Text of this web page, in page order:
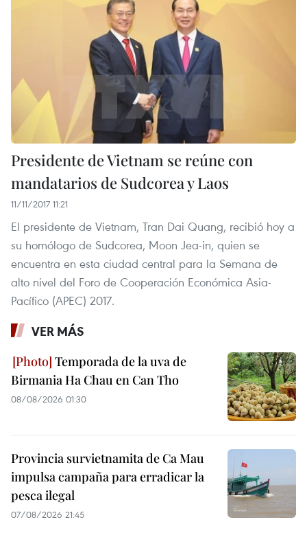
Presidente de Vietnam se reúne con
mandatarios de Sudcorea y Laos
11/11/2017 11:21
El presidente de Vietnam, Tran Dai Quang, recibió hoy a
su homólogo de Sudcorea, Moon Jea-in, quien se
encuentra en esta ciudad central para la Semana de
alto nivel del Foro de Cooperación Económica Asia-
Pacífico (APEC) 2017.
VER MÁS
Temporada de la uva de
Birmania Ha Chau en Can Tho
08/08/2026 01:30
Provincia survietnamita de Ca Mau
impulsa campaña para erradicar la
pesca ilegal
07/08/2026 21:45